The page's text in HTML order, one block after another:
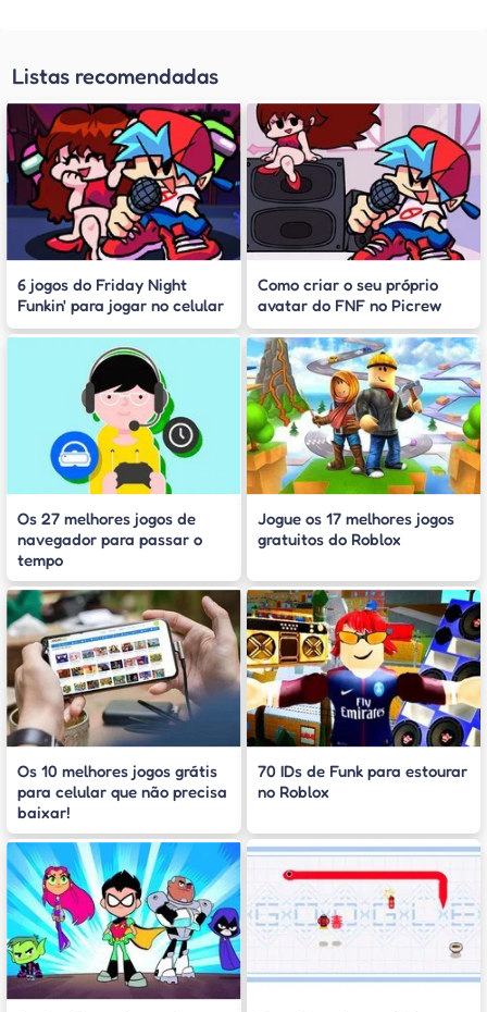
Listas recomendadas
6 jogos do Friday Night
Funkin' para jogar no celular
Como criar o seu próprio
avatar do FNF no Picrew
Os 27 melhores jogos de
navegador para passar o
tempo
Jogue os 17 melhores jogos
gratuitos do Roblox
Os 10 melhores jogos grátis
para celular que não precisa
baixar!
70 IDs de Funk para estourar
no Roblox